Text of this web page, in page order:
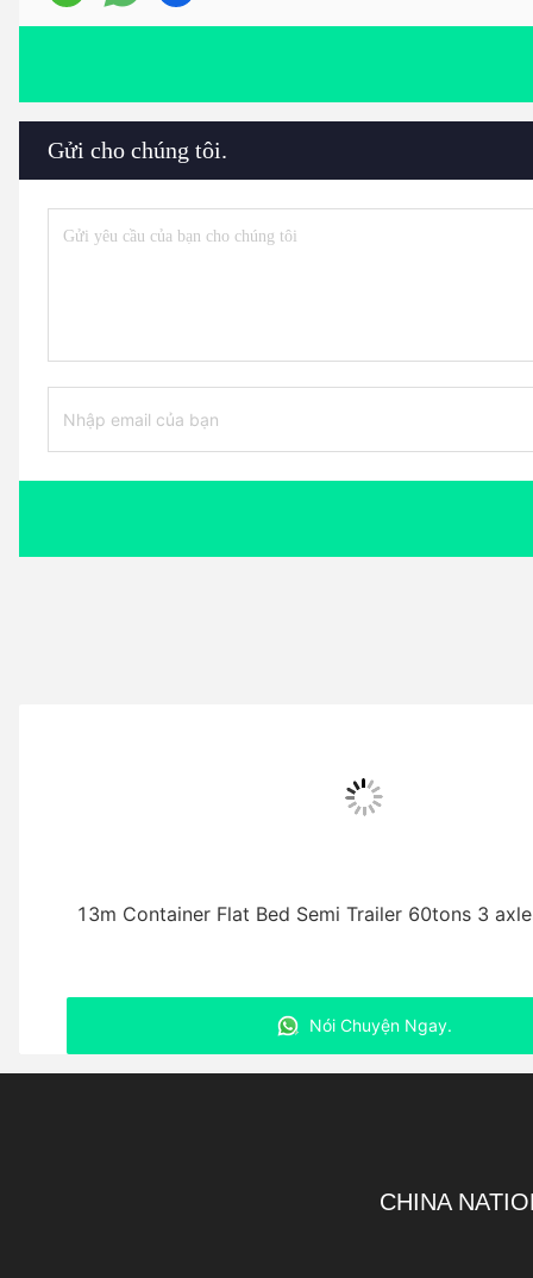
Gửi cho chúng tôi.
13m Container Flat Bed Semi Trailer 60tons 3
Nói Chuyện Ngay.
CHINA